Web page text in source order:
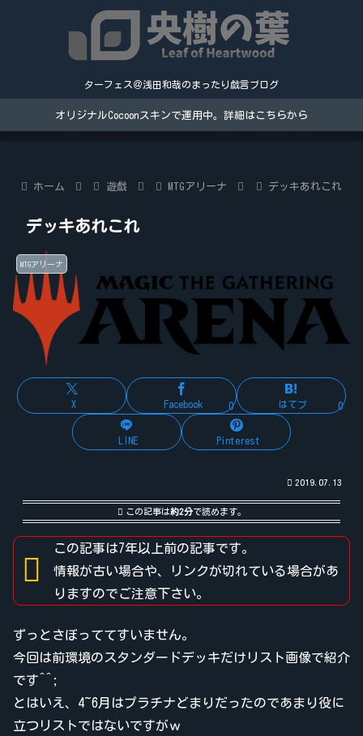
ターフェス＠浅田和哉のまったり戯言ブログ
オリジナルCocoonスキンで運用中。詳細はこちらから
ホーム 遊戯 MTGアリーナ デッキあれこれ
デッキあれこれ
MTGアリーナ
X Facebook 0 はてブ 0
LINE Pinterest
2019.07.13
この記事は約2分で読めます。
この記事は7年以上前の記事です。
情報が古い場合や、リンクが切れている場合があ
りますのでご注意下さい。
ずっとさぼっててすいません。
今回は前環境のスタンダードデッキだけリスト画像で紹介
です^^;
とはいえ、4~6月はプラチナどまりだったのであまり役に
立つリストではないですがｗ